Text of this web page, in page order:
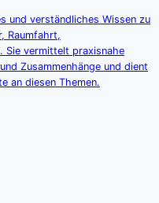
und verständliches Wissen zu
Raumfahrt,
Sie vermittelt praxisnahe
Zusammenhänge und dient
an diesen Themen.